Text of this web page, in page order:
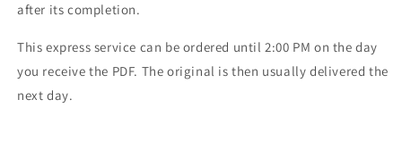
after its completion.
This express service can be ordered until 2:00 PM on the day
you receive the PDF. The original is then usually delivered the
next day.